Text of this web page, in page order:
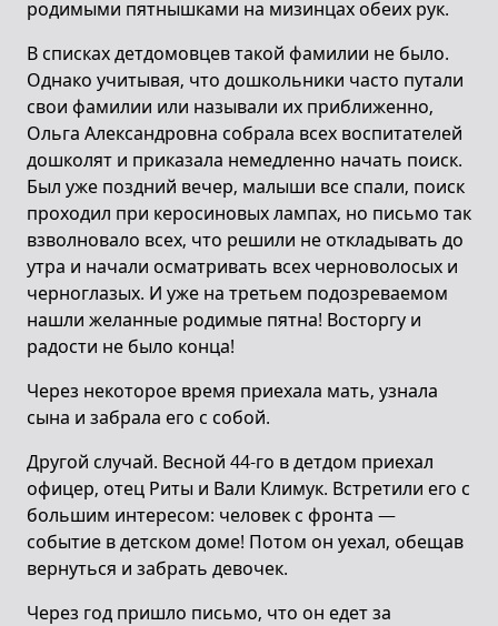
родимыми пятнышками на мизинцах обеих рук.
В списках детдомовцев такой фамилии не было.
Однако учитывая, что дошкольники часто путали
свои фамилии или называли их приближенно,
Ольга Александровна собрала всех воспитателей
дошколят и приказала немедленно начать поиск.
Был уже поздний вечер, малыши все спали, поиск
проходил при керосиновых лампах, но письмо так
взволновало всех, что решили не откладывать до
утра и начали осматривать всех черноволосых и
черноглазых. И уже на третьем подозреваемом
нашли желанные родимые пятна! Восторгу и
радости не было конца!
Через некоторое время приехала мать, узнала
сына и забрала его с собой.
Другой случай. Весной 44-го в детдом приехал
офицер, отец Риты и Вали Климук. Встретили его с
большим интересом: человек с фронта —
событие в детском доме! Потом он уехал, обещав
вернуться и забрать девочек.
Через год пришло письмо, что он едет за